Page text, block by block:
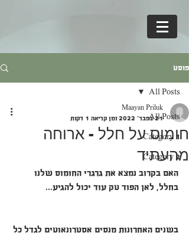
פוסט
All Posts
Category 1
Category 2
All Posts
חומוס על חלל - ארוחה
מהעתיד
Maayan Priluk
21 בפבר׳ 2022
זמן קריאה 1 דקות
האם בקרוב נמצא את גרגרי החומוס שלנו
בחלל, לאן הפוד טק עוד יכול להגיע...
בשנים האחרונות מנסים אסטרונאוטים לגדל כל